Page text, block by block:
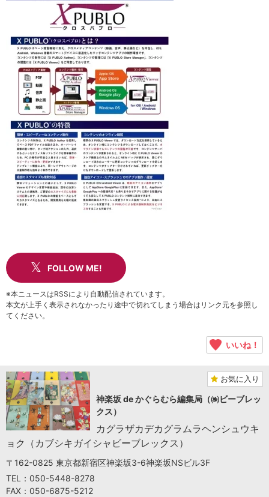
FOLLOW ME!
※本ニュースはRSSにより自動配信されています。
本文が上手く表示されなかったり途中で切れてしまう場合はリンク元を参照し
てください。
いいね！
お気に入り
神楽坂 de かぐらむら編集局（㈱ビーブレッ
クス）
カグラザカデカグラムラヘンシュウキ
ョク（カブシキガイシャビーブレックス）
〒162-0825 東京都新宿区神楽坂3-6神楽坂NSビル3F
TEL：050-5448-8278
FAX：050-6875-5212